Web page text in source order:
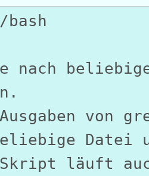
nach
von
Datei
läuft